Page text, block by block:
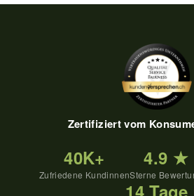
Zertifiziert vom
40K+
Zufriedene Kundinnen
4.9 ★
Sterne
14 Tage